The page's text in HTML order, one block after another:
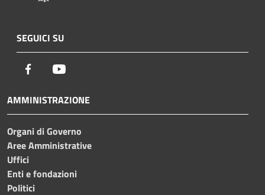
SEGUICI SU
Facebook
AMMINISTRAZIONE
Organi di Governo
Aree Amministrative
Uffici
Enti e fondazioni
Politici